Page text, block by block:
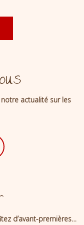
actualité sur les
d’avant-premières…